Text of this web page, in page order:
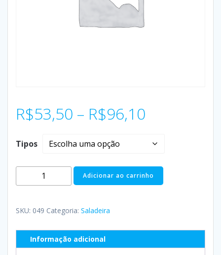
R$53,50 – R$96,10
Tipos
Adicionar ao carrinho
SKU: 049 Categoria: Saladeira
Informação adicional